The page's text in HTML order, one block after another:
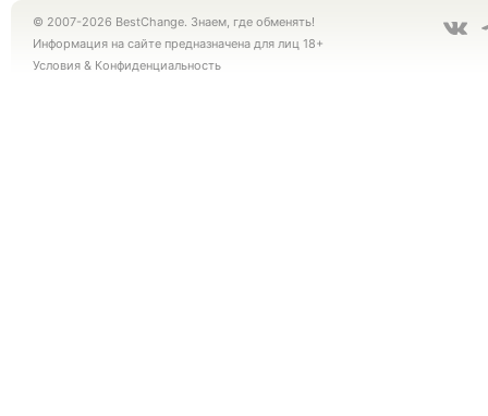
© 2007-2026 BestChange. Знаем, где обменять!
Информация на сайте предназначена для лиц 18+
Условия & Конфиденциальность